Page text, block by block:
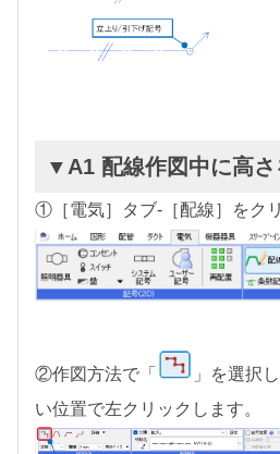
▼A1 配線作図中に高
①［電気］タブ-［配線］をク
②作図方法で「
」を選択
い位置で左クリックします。